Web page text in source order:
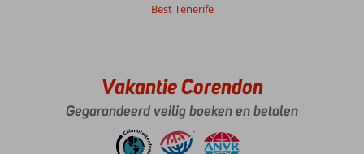
Best Tenerife
Vakantie Corendon
Gegarandeerd veilig boeken en betalen